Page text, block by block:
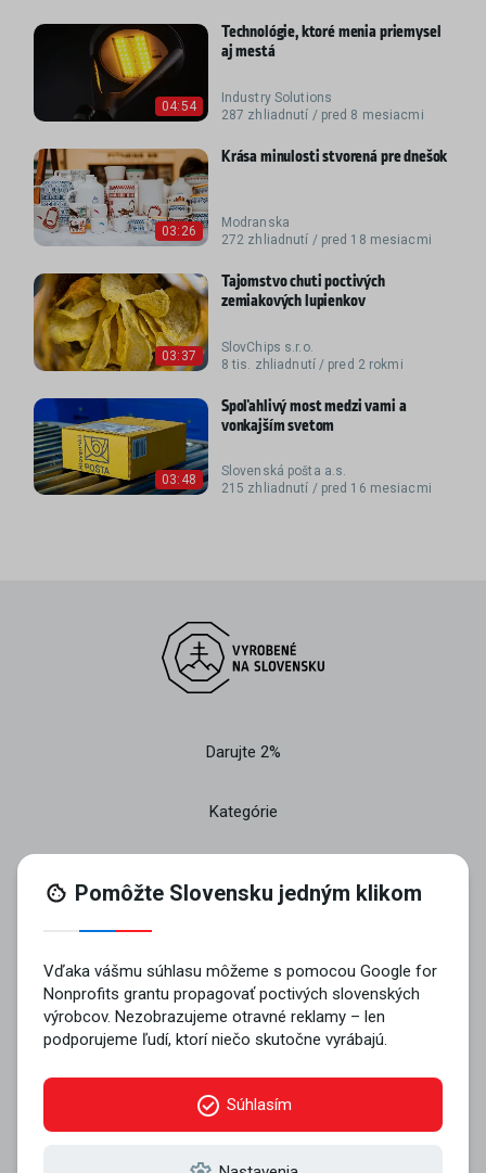
04:54
Technológie, ktoré menia priemysel
aj mestá
Industry Solutions
287 zhliadnutí / pred 8 mesiacmi
03:26
Krása minulosti stvorená pre dnešok
Modranska
272 zhliadnutí / pred 18 mesiacmi
03:37
Tajomstvo chuti poctivých
zemiakových lupienkov
SlovChips s.r.o.
8 tis. zhliadnutí / pred 2 rokmi
03:48
Spoľahlivý most medzi vami a
vonkajším svetom
Slovenská pošta a.s.
215 zhliadnutí / pred 16 mesiacmi
Darujte 2%
Kategórie
Kontakt